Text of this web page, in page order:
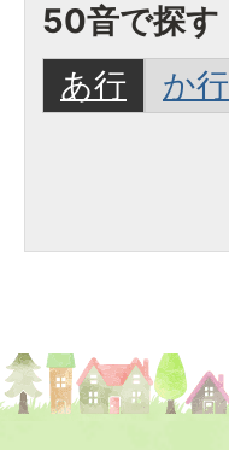
50音で探す
あ行
か行